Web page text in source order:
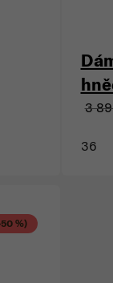
3
36
%)